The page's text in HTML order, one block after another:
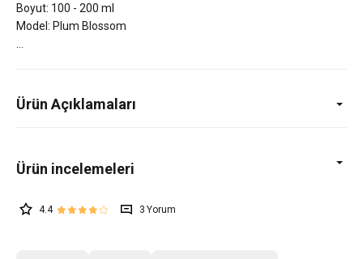
Boyut: 100 - 200 ml
Model: Plum Blossom
Ürün Açıklamaları
4.4 3